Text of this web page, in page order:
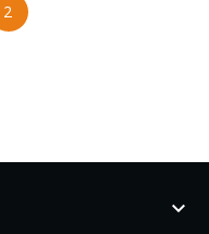
2
keyboard_arrow_down